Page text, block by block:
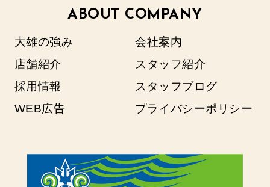
ABOUT COMPANY
大雄の強み
会社案内
店舗紹介
スタッフ紹介
採用情報
スタッフブログ
WEB広告
プライバシーポリシー